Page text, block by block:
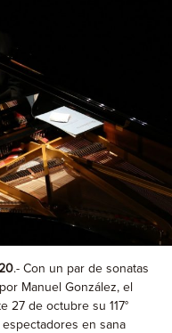
.- Con un par de sonatas
Manuel González, el
27 de octubre su 117°
en sana